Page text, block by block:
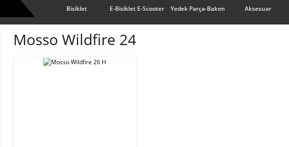
Bisiklet E-Bisiklet E-Scooter Yedek Parça-Bakım Aksesuar
Mosso Wildfire 24